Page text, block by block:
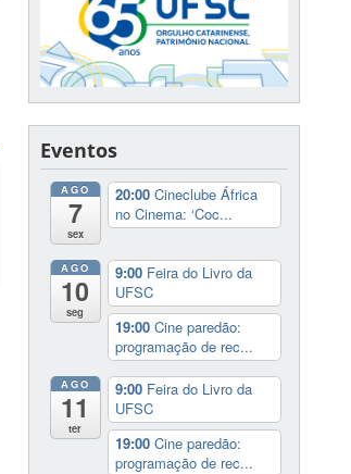
Eventos
AGO
7
sex
20:00 Cineclube África
no Cinema: ‘Coc...
AGO
10
seg
9:00 Feira do Livro da
UFSC
19:00 Cine paredão:
programação de rec...
AGO
11
ter
9:00 Feira do Livro da
UFSC
19:00 Cine paredão:
programação de rec...